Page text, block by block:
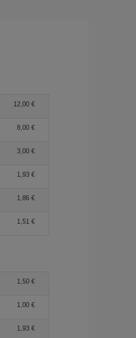
12,00 €
8,00 €
3,00 €
1,93 €
1,86 €
1,51 €
1,50 €
1,00 €
1,93 €